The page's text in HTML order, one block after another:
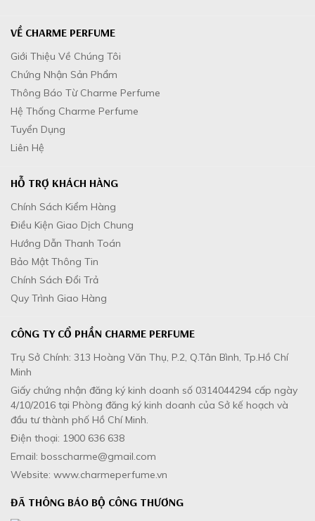
VỀ CHARME PERFUME
Giới Thiệu Về Chúng Tôi
Chứng Nhận Sản Phẩm
Thông Báo Từ Charme Perfume
Hệ Thống Charme Perfume
Tuyển Dụng
Liên Hệ
HỖ TRỢ KHÁCH HÀNG
Chính Sách Kiểm Hàng
Điều Kiện Giao Dịch Chung
Hướng Dẫn Thanh Toán
Bảo Mật Thông Tin
Chính Sách Đổi Trả
Quy Trình Giao Hàng
CÔNG TY CỔ PHẦN CHARME PERFUME
Trụ Sở Chính: 313 Hoàng Văn Thụ, P.2, Q.Tân Bình, Tp.Hồ Chí
Minh
Giấy chứng nhận đăng ký kinh doanh số 0314044294 cấp ngày
4/10/2016 tại Phòng đăng ký kinh doanh của Sở kế hoạch và
đầu tư thành phố Hồ Chí Minh.
Điện thoại: 1900 636 638
Email: bosscharme@gmail.com
Website: www.charmeperfume.vn
ĐÃ THÔNG BÁO BỘ CÔNG THƯƠNG